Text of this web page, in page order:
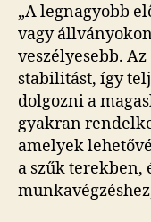
„A legnagyobb
vagy
veszélyesebb.
stabilitást, így
dolgozni a
gyakran
amelyek
a szűk terekben,